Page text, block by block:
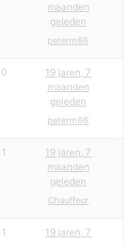
maanden
geleden
peterm66
0
19 jaren, 7
maanden
geleden
peterm66
1
19 jaren, 7
maanden
geleden
Chauffeur
1
19 jaren, 7